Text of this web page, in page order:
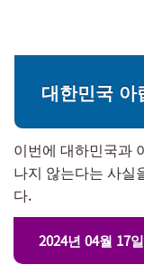
대한민국 아
이번에 대하민국과
나지 않는다는 사실
다.
2024년 04월 17